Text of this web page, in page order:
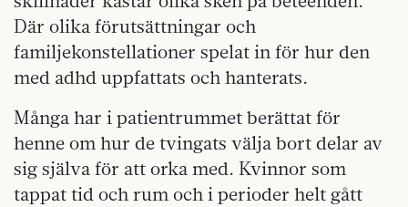
Där olika förutsättningar och
familjekonstellationer spelat in för hur den
med adhd uppfattats och hanterats.
Många har i patientrummet berättat för
henne om hur de tvingats välja bort delar av
sig själva för att orka med. Kvinnor som
tappat tid och rum och i perioder helt gått